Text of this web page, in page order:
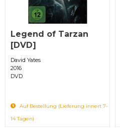
Legend of Tarzan
[DVD]
David Yates
2016
DVD
Auf Bestellung (Lieferung innert 7-
14 Tagen)